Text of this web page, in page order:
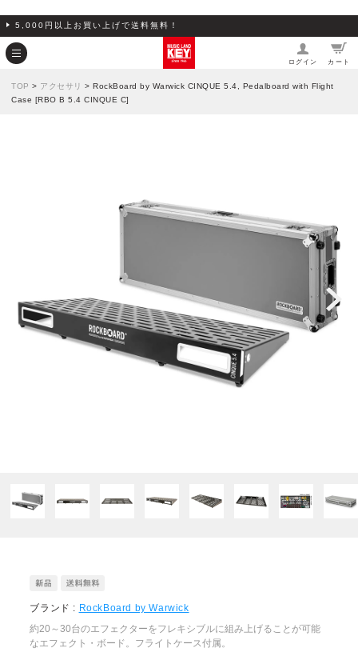
5,000円以上お買い上げで送料無料！
ログイン カート
TOP > アクセサリ > RockBoard by Warwick CINQUE 5.4, Pedalboard with Flight
Case [RBO B 5.4 CINQUE C]
ブランド : RockBoard by Warwick
約20～30台のエフェクターをフレキシブルに組み上げることが可能
なエフェクト・ボード。フライトケース付属。